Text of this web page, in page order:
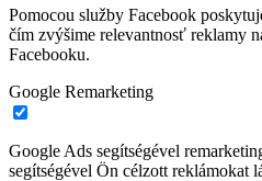
Pomocou služby Facebook
čím zvýšime relevantnosť reklamy
Facebooku.
Google Remarketing
Google Ads segítségével
segítségével Ön célzott reklámokat